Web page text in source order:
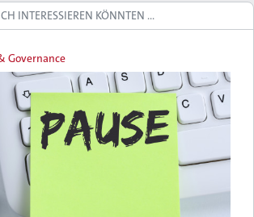
INTERESSIEREN KÖNNTEN …
Governance